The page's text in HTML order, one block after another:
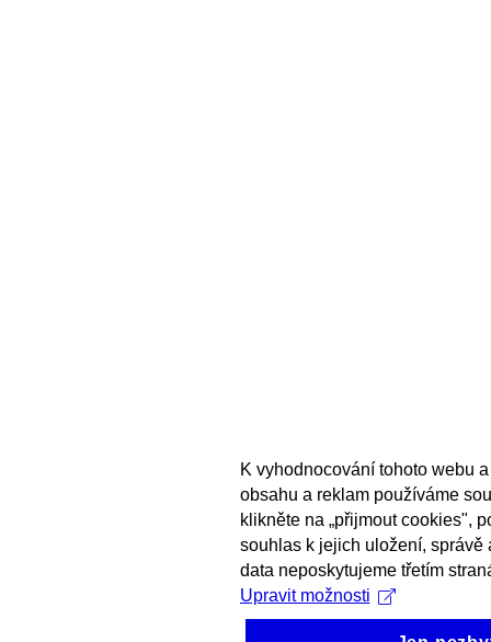
K vyhodnocování tohoto webu
obsahu a reklam používáme
klikněte na „přijmout cookies",
souhlas k jejich uložení, správě
data neposkytujeme třetím
Upravit možnosti